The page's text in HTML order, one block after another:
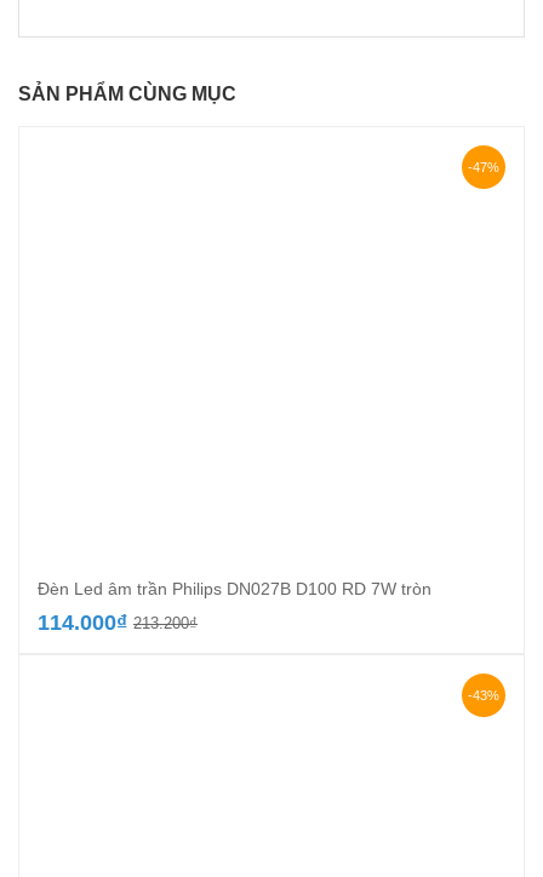
SẢN PHẨM CÙNG MỤC
-47%
Đèn Led âm trần Philips DN027B D100 RD 7W tròn
213.200₫Giá
114.000₫
Giá
-43%